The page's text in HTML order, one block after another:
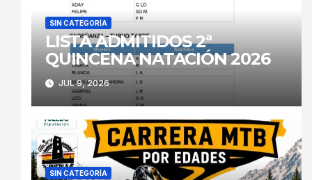
SIN CATEGORÍA
LISTA ADMITIDOS 2ª
QUINCENA NATACIÓN 2026
JUL 9, 2026
SIN CATEGORÍA